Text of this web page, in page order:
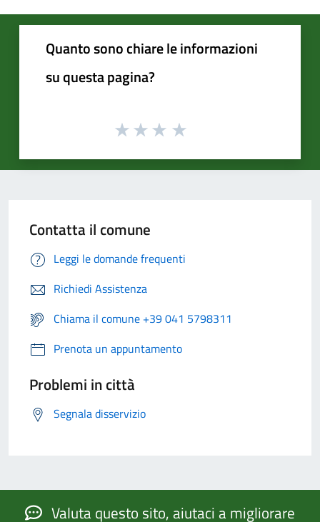
Quanto sono chiare le informazioni
su questa pagina?
Contatta il comune
Leggi le domande frequenti
Richiedi Assistenza
Chiama il comune +39 041 5798311
Prenota un appuntamento
Problemi in città
Segnala disservizio
Valuta questo sito, aiutaci a migliorare